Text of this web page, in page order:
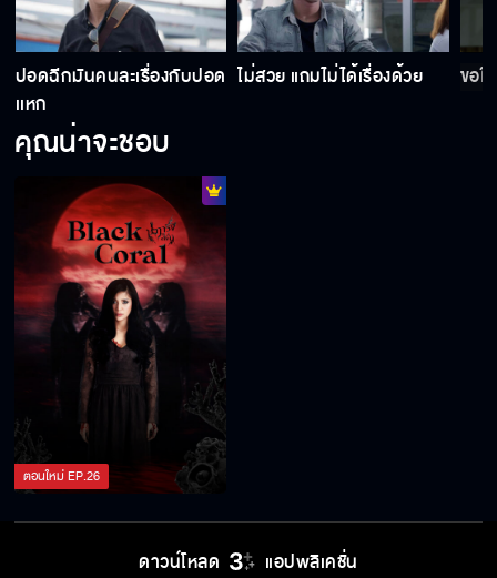
ปอดฉีกมันคนละเรื่องกับปอด
เเหก
ไม่สวย แถมไม่ได้เรื่องด้วย ขอ
คุณน่าจะชอบ
ตอนใหม่EP.26
ดาวน์โหลด แอปพลิเคชั่น